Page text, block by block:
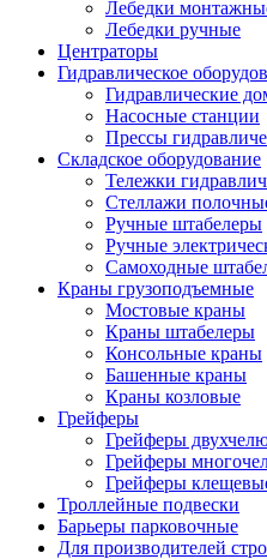
Лебедки
Лебедки ручные
Центраторы
Гидравлическое
Гидравлические
Насосные станции
Прессы
Складское оборудование
Тележки
Cтеллажи
Ручные штабелеры
Ручные
Самоходные
Краны грузоподъемные
Мостовые краны
Краны штабелеры
Консольные краны
Башенные краны
Краны козловые
Грейферы
Грейферы
Грейферы
Грейферы
Троллейные подвески
Барьеры парковочные
Для производителей